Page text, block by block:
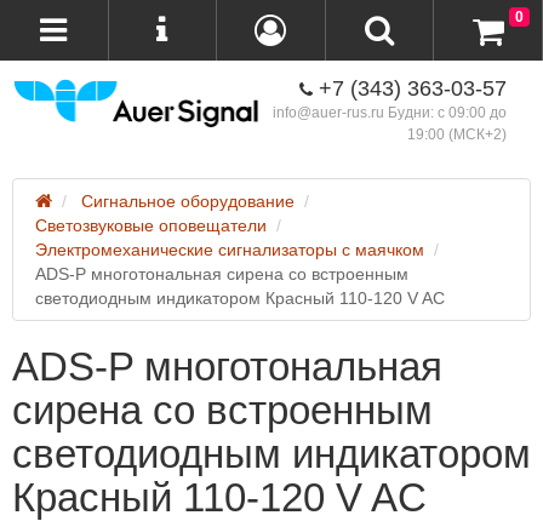
+7 (343) 363-03-57
info@auer-rus.ru Будни: с 09:00 до
19:00 (МСК+2)
0
Сигнальное оборудование
Светозвуковые оповещатели
Электромеханические сигнализаторы с маячком
ADS-P многотональная сирена со встроенным
светодиодным индикатором Красный 110-120 V AC
ADS-P многотональная
сирена со встроенным
светодиодным индикатором
Красный 110-120 V AC